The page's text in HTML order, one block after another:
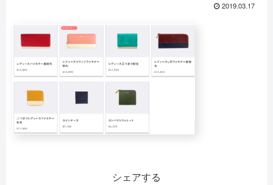
2019.03.17
シェアする